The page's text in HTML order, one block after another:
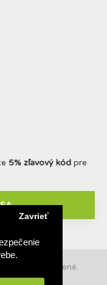
Zavrieť
5% zľavový kód pre
práva vyhradené.